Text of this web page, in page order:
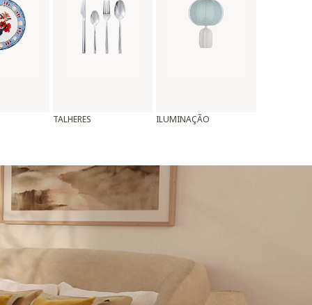
TALHERES ILUMINAÇÃO